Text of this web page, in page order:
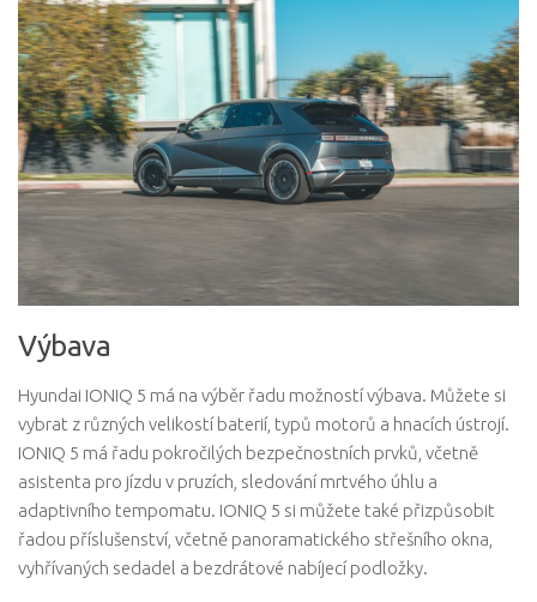
Výbava
Hyundai IONIQ 5 má na výběr řadu možností výbava. Můžete si
vybrat z různých velikostí baterií, typů motorů a hnacích ústrojí.
IONIQ 5 má řadu pokročilých bezpečnostních prvků, včetně
asistenta pro jízdu v pruzích, sledování mrtvého úhlu a
adaptivního tempomatu. IONIQ 5 si můžete také přizpůsobit
řadou příslušenství, včetně panoramatického střešního okna,
vyhřívaných sedadel a bezdrátové nabíjecí podložky.